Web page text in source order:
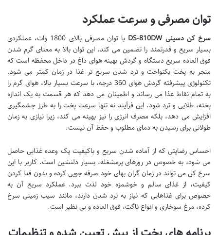
توان مصرفی و سرعت عملکرد
سرخ کن دسینی DS-810DW
با توان مصرفی بالای 1800 وات، عملکردی
بسیار سریع و قدرتمند را تضمین می کند. این توان بالا به معنای گرم شدن
فوق العاده سریع دستگاه و گردش بهینه هوای داغ در داخل محفظه است که
منجر به پخت یکنواخت و ترد شدن سریع تر غذا در زمان کمتر می شود.
تکنولوژی پیشرفته گردش هوای 360 درجه، با سرعت بسیار بالا، هوای گرم را
به تمام نقاط غذا می رساند و اطمینان می دهد که هر قسمت به یک اندازه
پخته، طلایی و ترد شود. این فرآیند نه تنها سرعت پخت را به طرز چشمگیری
افزایش می دهد، بلکه مصرف انرژی را نیز بهینه می کند، زیرا نیازی به زمان
طولانی برای رسیدن به دمای مطلوب و حفظ آن نیست.
احساس رضایتی که از آماده شدن سریع و باکیفیت یک وعده غذایی حاصل
می شود، به خصوص در روزهای پرمشغله، بسیار دلنشین است. کاربر با این
سرخ کن می تواند در زمان گران بهای خود صرفه جویی کرده و بدون فدا کردن
کیفیت، از غذای سالم و خوشمزه خود لذت ببرد. عملکرد سریع آن به
خصوص برای غذاهایی که نیاز به ترد شدن دارند، مانند سیب زمینی سرخ
کرده، مرغ سوخاری و انواع ناگت، فوق العاده و بی نظیر است.